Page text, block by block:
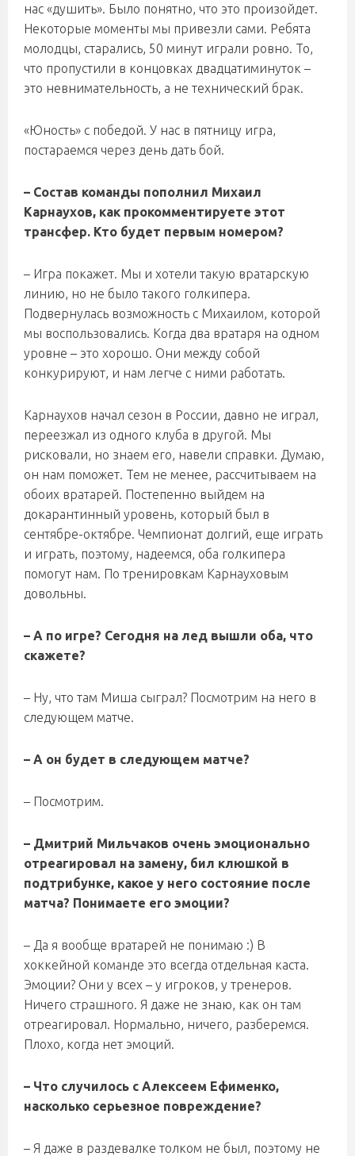
нас «душить». Было понятно, что это произойдет.
Некоторые моменты мы привезли сами. Ребята
молодцы, старались, 50 минут играли ровно. То,
что пропустили в концовках двадцатиминуток –
это невнимательность, а не технический брак.
«Юность» с победой. У нас в пятницу игра,
постараемся через день дать бой.
– Состав команды пополнил Михаил
Карнаухов, как прокомментируете этот
трансфер. Кто будет первым номером?
– Игра покажет. Мы и хотели такую вратарскую
линию, но не было такого голкипера.
Подвернулась возможность с Михаилом, которой
мы воспользовались. Когда два вратаря на одном
уровне – это хорошо. Они между собой
конкурируют, и нам легче с ними работать.
Карнаухов начал сезон в России, давно не играл,
переезжал из одного клуба в другой. Мы
рисковали, но знаем его, навели справки. Думаю,
он нам поможет. Тем не менее, рассчитываем на
обоих вратарей. Постепенно выйдем на
докарантинный уровень, который был в
сентябре-октябре. Чемпионат долгий, еще играть
и играть, поэтому, надеемся, оба голкипера
помогут нам. По тренировкам Карнауховым
довольны.
– А по игре? Сегодня на лед вышли оба, что
скажете?
– Ну, что там Миша сыграл? Посмотрим на него в
следующем матче.
– А он будет в следующем матче?
– Посмотрим.
– Дмитрий Мильчаков очень эмоционально
отреагировал на замену, бил клюшкой в
подтрибунке, какое у него состояние после
матча? Понимаете его эмоции?
– Да я вообще вратарей не понимаю :) В
хоккейной команде это всегда отдельная каста.
Эмоции? Они у всех – у игроков, у тренеров.
Ничего страшного. Я даже не знаю, как он там
отреагировал. Нормально, ничего, разберемся.
Плохо, когда нет эмоций.
– Что случилось с Алексеем Ефименко,
насколько серьезное повреждение?
– Я даже в раздевалке толком не был, поэтому не